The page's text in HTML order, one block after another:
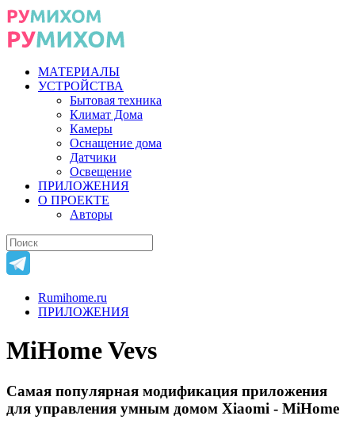
МАТЕРИАЛЫ
УСТРОЙСТВА
Бытовая техника
Климат Дома
Камеры
Оснащение дома
Датчики
Освещение
ПРИЛОЖЕНИЯ
О ПРОЕКТЕ
Авторы
Rumihome.ru
ПРИЛОЖЕНИЯ
MiHome Vevs
Самая популярная модификация приложения
для управления умным домом Xiaomi - MiHome